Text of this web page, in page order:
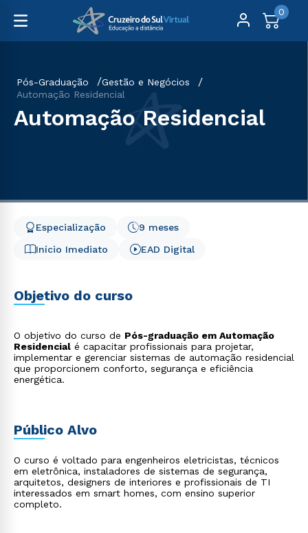
0
Pós-Graduação
Gestão e Negócios
Automação Residencial
Automação Residencial
Início Imediato
9 meses
Especialização
EAD Digital
Objetivo do curso
O objetivo do curso de Pós-graduação em Automação
Residencial é capacitar profissionais para projetar,
implementar e gerenciar sistemas de automação residencial
que proporcionem conforto, segurança e eficiência
energética.
Público Alvo
O curso é voltado para engenheiros eletricistas, técnicos
em eletrônica, instaladores de sistemas de segurança,
arquitetos, designers de interiores e profissionais de TI
interessados em smart homes, com ensino superior
completo.